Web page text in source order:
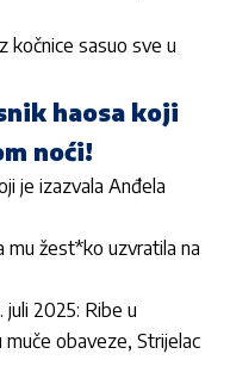
kočnice sasuo sve u
haosa koji
noći!
je izazvala Anđela
mu žest*ko uzvratila na
2025: Ribe u
obaveze, Strijelac